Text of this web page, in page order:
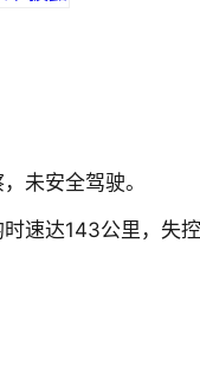
未安全驾驶。
速达143公里，失